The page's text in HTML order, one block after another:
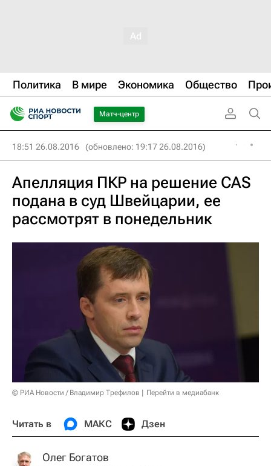
Политика В мире Экономика Общество
Матч-центр
18:51 26.08.2016 (обновлено: 19:17 26.08.2016)
Апелляция ПКР на решение CAS
подана в суд Швейцарии, ее
рассмотрят в понедельник
© РИА Новости / Владимир Трефилов Перейти в медиабанк
Читать в МАКС Дзен
Олег Богатов